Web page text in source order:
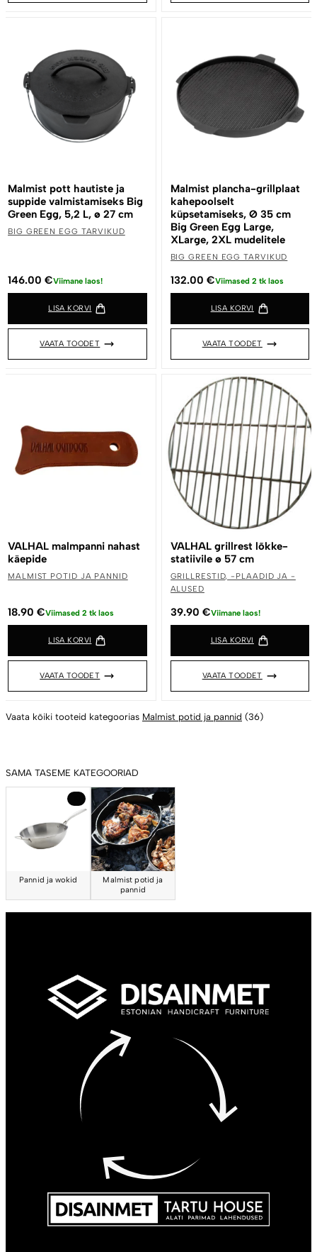
Malmist pott hautiste ja
suppide valmistamiseks Big
Green Egg, 5,2 L, ø 27 cm
BIG GREEN EGG TARVIKUD
146.00 €Viimane laos!
LISA KORVI
VAATA TOODET
Malmist plancha-grillplaat
kahepoolselt
küpsetamiseks, Ø 35 cm
Big Green Egg Large,
XLarge, 2XL mudelitele
BIG GREEN EGG TARVIKUD
132.00 €Viimased 2 tk laos
LISA KORVI
VAATA TOODET
VALHAL malmpanni nahast
käepide
MALMIST POTID JA PANNID
18.90 €Viimased 2 tk laos
LISA KORVI
VAATA TOODET
VALHAL grillrest lõkke-
statiivile ø 57 cm
GRILLRESTID, -PLAADID JA -
ALUSED
39.90 €Viimane laos!
LISA KORVI
VAATA TOODET
Vaata kõiki tooteid kategoorias Malmist potid ja pannid (36)
SAMA TASEME KATEGOORIAD
Pannid ja wokid
Malmist potid ja
pannid